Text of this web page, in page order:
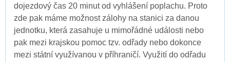
dojezdový čas 20 minut od vyhlášení poplachu. Proto
zde pak máme možnost zálohy na stanici za danou
jednotku, která zasahuje u mimořádné události nebo
pak mezi krajskou pomoc tzv. odřady nebo dokonce
mezi státní využívanou v příhraničí. Využití do odřadu